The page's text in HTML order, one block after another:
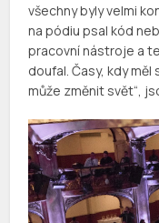
všechny byly velmi
na pódiu psal kód
pracovní nástroje a
doufal. Časy, kdy
může změnit svět“,